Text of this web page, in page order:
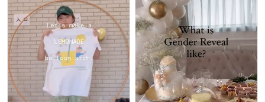
HPから
またはDMにてお問合せくださ
い。📩
#littlelemonade
#リトルレモネード
#マリオカート
#サーキット場
#サーキット体験
私たちと一緒にパーティーを作っ
ていきませんか？
#littlelemonade
#リトルレモネード
#スマブラ
#スマッシュブラザーズ
#smashbros
の
絶対的エース #トレイボイドIII @t
raytb1 選手の
お誕生日をお祝いしました🥂
このままB3優勝&得点王獲得まで
突き進んでください！📣
お誕生日おめでとうございます！
📝 推し活パーティーには…
ゲストになんと本物のプリンセス
が登場し
小さなプリンセス達も大興奮👸
デコレーション、お料理、デザー
ト、
お土産や、アクティビティ、写真
など
全てにご両親の愛情とおもてなし
が